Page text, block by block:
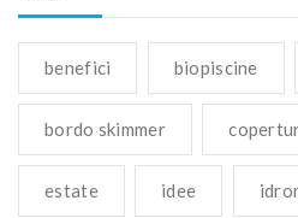
benefici biopiscine
bordo skimmer
estate idee